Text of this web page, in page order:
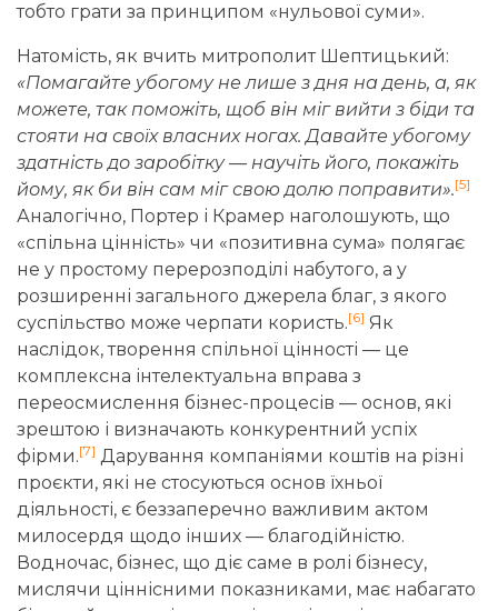
тобто грати за принципом «нульової суми».
Натомість, як вчить митрополит Шептицький:
«Помагайте убогому не лише з дня на день, а, як
можете, так поможіть, щоб він міг вийти з біди та
стояти на своїх власних ногах. Давайте убогому
здатність до заробітку — научіть його, покажіть
йому, як би він сам міг свою долю поправити».[5]
Аналогічно, Портер і Крамер наголошують, що
«спільна цінність» чи «позитивна сума» полягає
не у простому перерозподілі набутого, а у
розширенні загального джерела благ, з якого
суспільство може черпати користь.[6] Як
наслідок, творення спільної цінності — це
комплексна інтелектуальна вправа з
переосмислення бізнес-процесів — основ, які
зрештою і визначають конкурентний успіх
фірми.[7] Дарування компаніями коштів на різні
проєкти, які не стосуються основ їхньої
діяльності, є беззаперечно важливим актом
милосердя щодо інших — благодійністю.
Водночас, бізнес, що діє саме в ролі бізнесу,
мислячи ціннісними показниками, має набагато